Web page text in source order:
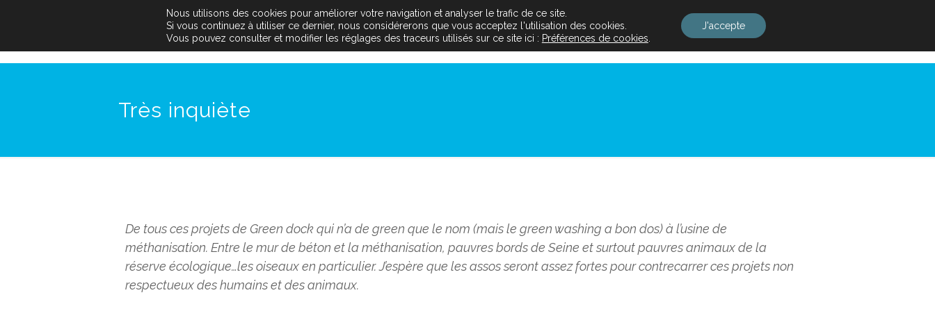
Le projet Les acteurs L’insertion La concertation
Très inquiète
De tous ces projets de Green dock qui n’a de green que le nom (mais le green washing a bon dos) à l’usine de
méthanisation. Entre le mur de béton et la méthanisation, pauvres bords de Seine et surtout pauvres animaux de la
réserve écologique…les oiseaux en particulier. J’espère que les assos seront assez fortes pour contrecarrer ces projets non
respectueux des humains et des animaux.
Nous utilisons des cookies pour améliorer votre navigation et analyser le trafic de ce site.
Si vous continuez à utiliser ce dernier, nous considérerons que vous acceptez l'utilisation des cookies.
Vous pouvez consulter et modifier les réglages des traceurs utilisés sur ce site ici : Préférences de cookies
J'accepte